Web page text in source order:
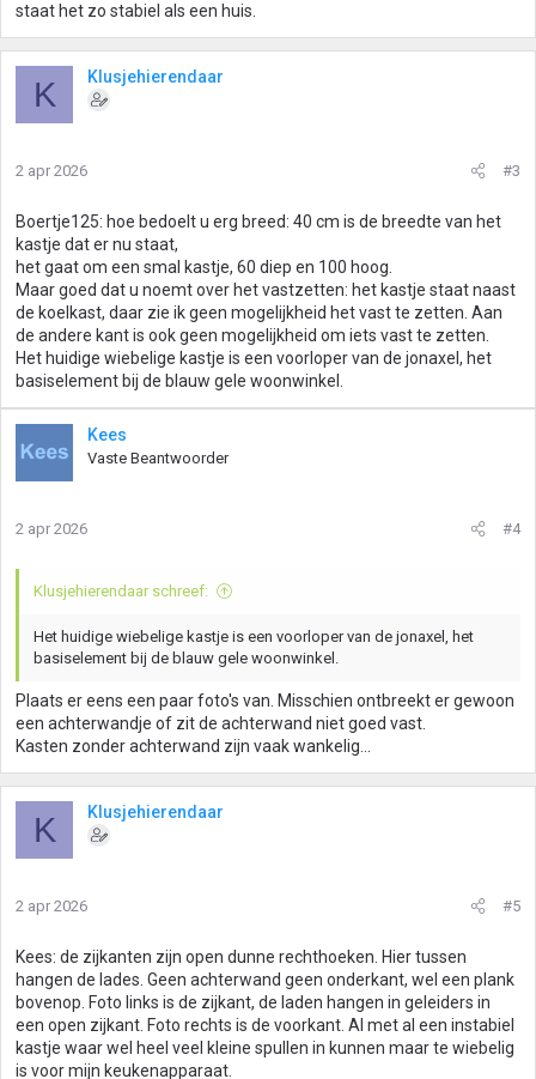
staat het zo stabiel als een huis.
K Klusjehierendaar
2 apr 2026 #3
Boertje125: hoe bedoelt u erg breed: 40 cm is de breedte van het
kastje dat er nu staat,
het gaat om een smal kastje, 60 diep en 100 hoog.
Maar goed dat u noemt over het vastzetten: het kastje staat naast
de koelkast, daar zie ik geen mogelijkheid het vast te zetten. Aan
de andere kant is ook geen mogelijkheid om iets vast te zetten.
Het huidige wiebelige kastje is een voorloper van de jonaxel, het
basiselement bij de blauw gele woonwinkel.
Kees
Vaste Beantwoorder
2 apr 2026 #4
Klusjehierendaar schreef:
Het huidige wiebelige kastje is een voorloper van de jonaxel, het
basiselement bij de blauw gele woonwinkel.
Plaats er eens een paar foto's van. Misschien ontbreekt er gewoon
een achterwandje of zit de achterwand niet goed vast.
Kasten zonder achterwand zijn vaak wankelig...
K Klusjehierendaar
2 apr 2026 #5
Kees: de zijkanten zijn open dunne rechthoeken. Hier tussen
hangen de lades. Geen achterwand geen onderkant, wel een plank
bovenop. Foto links is de zijkant, de laden hangen in geleiders in
een open zijkant. Foto rechts is de voorkant. Al met al een instabiel
kastje waar wel heel veel kleine spullen in kunnen maar te wiebelig
is voor mijn keukenapparaat.